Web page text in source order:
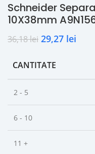
Schneider
10X38mm
36,18lei 29,27 lei
CANTITATE
2 - 5
6 - 10
11 +